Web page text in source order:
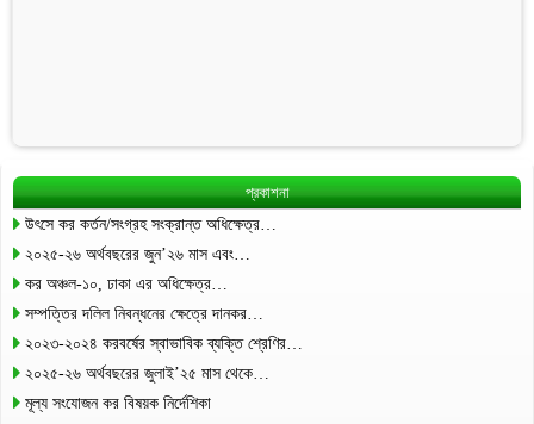
প্রকাশনা
উৎসে কর কর্তন/সংগ্রহ সংক্রান্ত অধিক্ষেত্র…
২০২৫-২৬ অর্থবছরের জুন’২৬ মাস এবং…
কর অঞ্চল-১০, ঢাকা এর অধিক্ষেত্র…
সম্পত্তির দলিল নিবন্ধনের ক্ষেত্রে দানকর…
২০২৩-২০২৪ করবর্ষের স্বাভাবিক ব্যক্তি শ্রেণির…
২০২৫-২৬ অর্থবছরের জুলাই’২৫ মাস থেকে…
মূল্য সংযোজন কর বিষয়ক নির্দেশিকা